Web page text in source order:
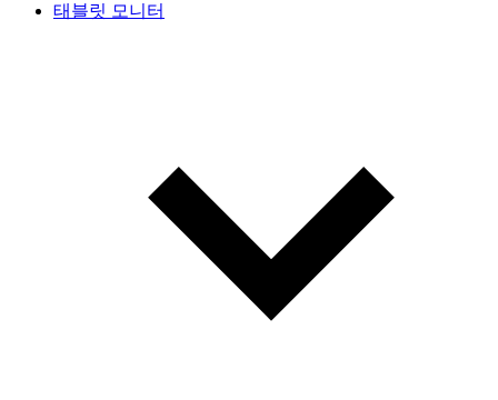
태블릿 모니터